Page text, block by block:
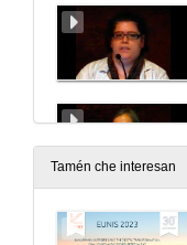
Tamén che interesan